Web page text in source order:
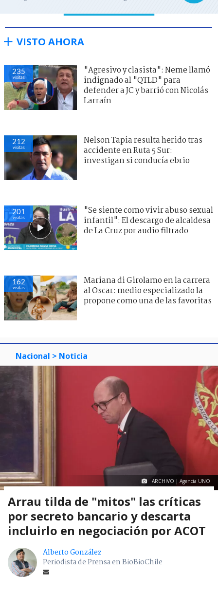
VISTO AHORA
235
visitas
"Agresivo y clasista": Neme llamó
indignado al "QTLD" para
defender a JC y barrió con Nicolás
Larraín
212
visitas
Nelson Tapia resulta herido tras
accidente en Ruta 5 Sur:
investigan si conducía ebrio
201
visitas
"Se siente como vivir abuso sexual
infantil": El descargo de alcaldesa
de La Cruz por audio filtrado
162
visitas
Mariana di Girolamo en la carrera
al Oscar: medio especializado la
propone como una de las favoritas
Nacional > Noticia
ARCHIVO | Agencia UNO
Arrau tilda de "mitos" las críticas
por secreto bancario y descarta
incluirlo en negociación por ACOT
Alberto González
Periodista de Prensa en BioBioChile